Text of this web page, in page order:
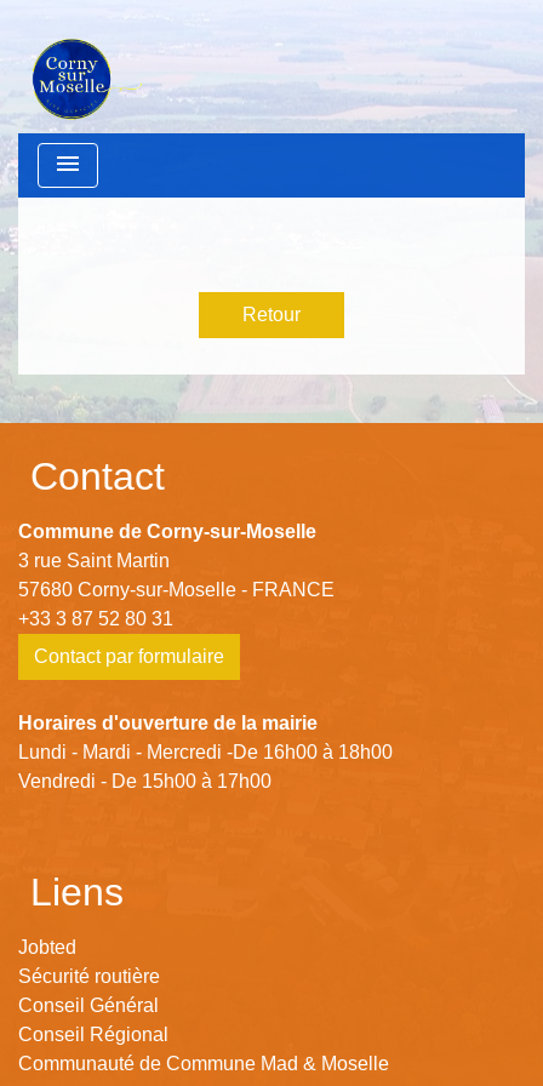
menu
Retour
Contact
Commune de Corny-sur-Moselle
3 rue Saint Martin
57680 Corny-sur-Moselle - FRANCE
+33 3 87 52 80 31
Contact par formulaire
Horaires d'ouverture de la mairie
Lundi - Mardi - Mercredi -De 16h00 à 18h00
Vendredi - De 15h00 à 17h00
Liens
Jobted
Sécurité routière
Conseil Général
Conseil Régional
Communauté de Commune Mad & Moselle